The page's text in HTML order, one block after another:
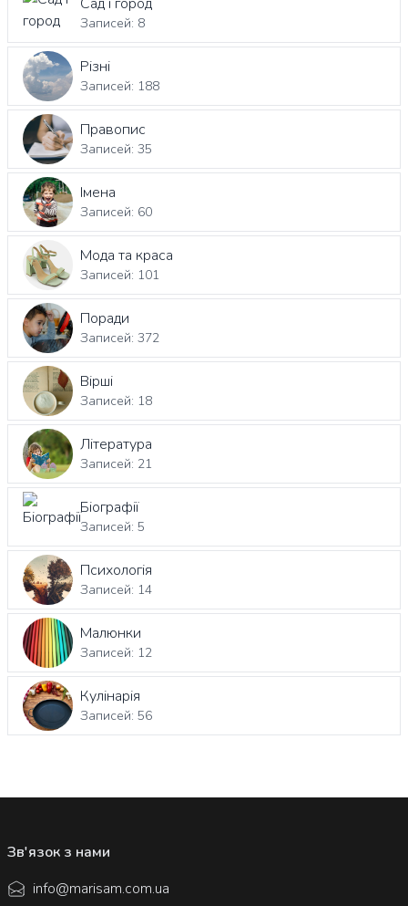
Записей: 8
Різні
Записей: 188
Правопис
Записей: 35
Імена
Записей: 60
Мода та краса
Записей: 101
Поради
Записей: 372
Вірші
Записей: 18
Література
Записей: 21
Біографії
Записей: 5
Психологія
Записей: 14
Малюнки
Записей: 12
Кулінарія
Записей: 56
Зв'язок з нами
info@marisam.com.ua